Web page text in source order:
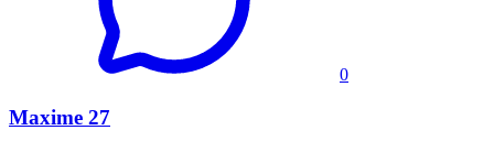
0
Maxime 27